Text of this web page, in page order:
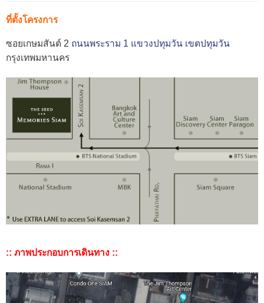
ที่ตั้งโครงการ
ซอยเกษมสันต์ 2 ถนนพระราม 1 แขวงปทุมวัน เขตปทุมวัน
กรุงเทพมหานคร
:: ภาพประกอบการเดินทาง ::